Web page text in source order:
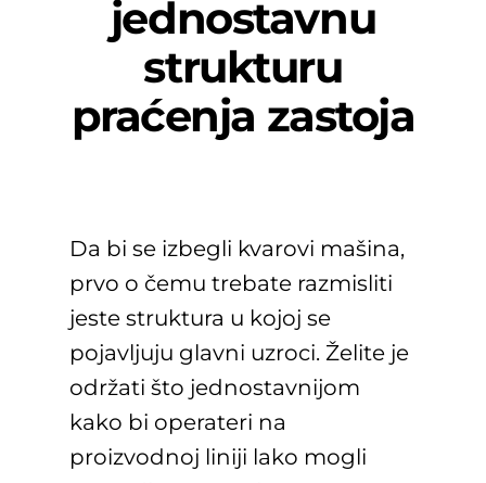
jednostavnu
strukturu
praćenja zastoja
Da bi se izbegli kvarovi mašina,
prvo o čemu trebate razmisliti
jeste struktura u kojoj se
pojavljuju glavni uzroci. Želite je
održati što jednostavnijom
kako bi operateri na
proizvodnoj liniji lako mogli